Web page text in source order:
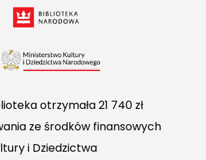
otrzymała 21 740 zł
ze środków finansowych
i Dziedzictwa